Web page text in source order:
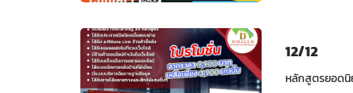
12/12
หลักสูตรยอด